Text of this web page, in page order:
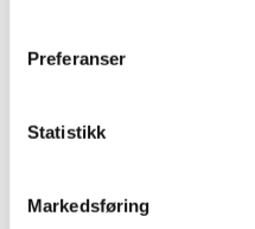
Preferanser
Statistikk
Markedsføring